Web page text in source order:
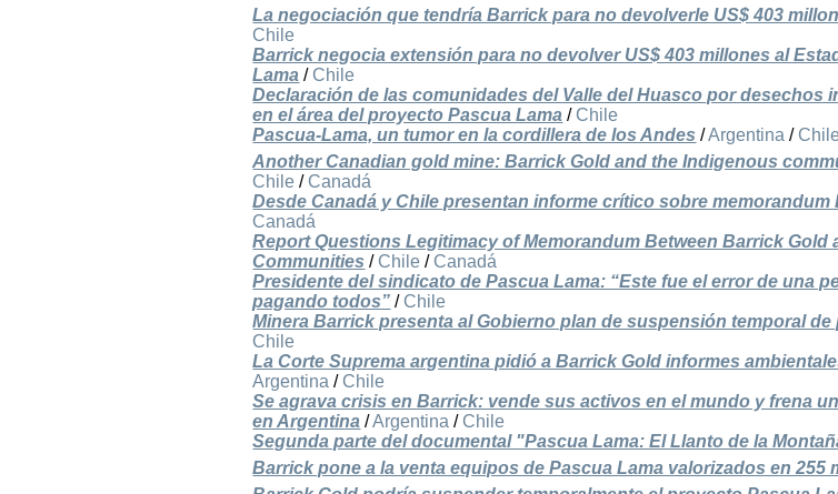
La negociación que tendría Barrick para no devolverle US$ 403
Chile
Barrick negocia extensión para no devolver US$ 403 millones al
Lama / Chile
Declaración de las comunidades del Valle del Huasco por desechos
en el área del proyecto Pascua Lama / Chile
Pascua-Lama, un tumor en la cordillera de los Andes /Argentina /
Another Canadian gold mine: Barrick Gold and the Indigenous
Chile / Canadá
Desde Canadá y Chile presentan informe crítico sobre memorandum
Canadá
Report Questions Legitimacy of Memorandum Between Barrick Gold
Communities / Chile / Canadá
Presidente del sindicato de Pascua Lama: “Este fue el error de una
pagando todos” / Chile
Minera Barrick presenta al Gobierno plan de suspensión temporal de
Chile
La Corte Suprema argentina pidió a Barrick Gold informes
Argentina / Chile
Se agrava crisis en Barrick: vende sus activos en el mundo y frena
en Argentina /Argentina / Chile
Segunda parte del documental "Pascua Lama: El Llanto de la
Barrick pone a la venta equipos de Pascua Lama valorizados en 255